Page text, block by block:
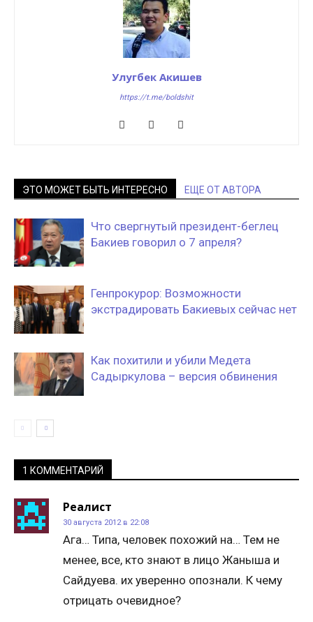
Улугбек Акишев
https://t.me/boldshit
ЭТО МОЖЕТ БЫТЬ ИНТЕРЕСНО ЕЩЕ ОТ АВТОРА
Что свергнутый президент-беглец
Бакиев говорил о 7 апреля?
Генпрокурор: Возможности
экстрадировать Бакиевых сейчас нет
Как похитили и убили Медета
Садыркулова – версия обвинения
1 КОММЕНТАРИЙ
Реалист
30 августа 2012 в 22:08
Ага… Типа, человек похожий на… Тем не
менее, все, кто знают в лицо Жаныша и
Сайдуева. их уверенно опознали. К чему
отрицать очевидное?